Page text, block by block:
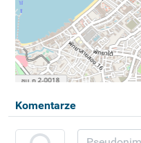
Komentarze